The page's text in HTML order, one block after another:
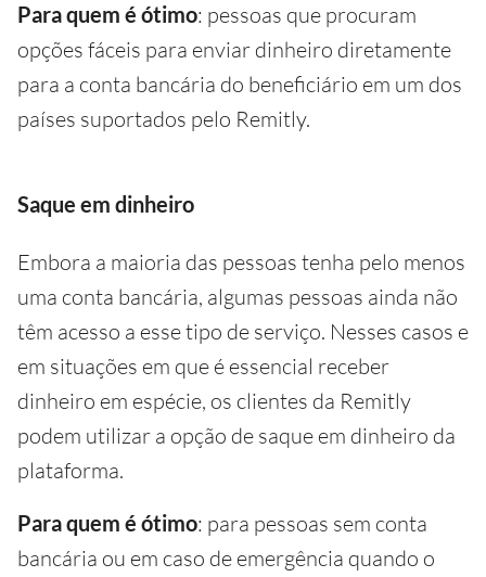
Para quem é ótimo: pessoas que procuram
opções fáceis para enviar dinheiro diretamente
para a conta bancária do beneficiário em um dos
países suportados pelo Remitly.
Saque em dinheiro
Embora a maioria das pessoas tenha pelo menos
uma conta bancária, algumas pessoas ainda não
têm acesso a esse tipo de serviço. Nesses casos e
em situações em que é essencial receber
dinheiro em espécie, os clientes da Remitly
podem utilizar a opção de saque em dinheiro da
plataforma.
Para quem é ótimo: para pessoas sem conta
bancária ou em caso de emergência quando o